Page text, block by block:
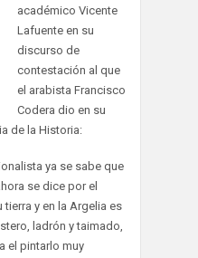
académico Vicente
Lafuente en su
discurso de
contestación al que
el arabista Francisco
Codera dio en su
de la Historia:
ya se sabe que
se dice por el
tierra y en la Argelia es
ladrón y taimado,
el pintarlo muy